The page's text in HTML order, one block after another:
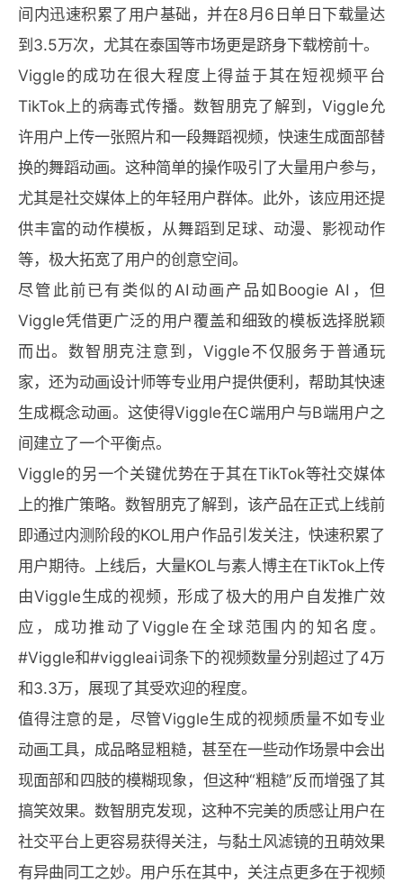
间内迅速积累了用户基础，并在8月6日单日下载量达
到3.5万次，尤其在泰国等市场更是跻身下载榜前十。
Viggle的成功在很大程度上得益于其在短视频平台
TikTok上的病毒式传播。数智朋克了解到，Viggle允
许用户上传一张照片和一段舞蹈视频，快速生成面部替
换的舞蹈动画。这种简单的操作吸引了大量用户参与，
尤其是社交媒体上的年轻用户群体。此外，该应用还提
供丰富的动作模板，从舞蹈到足球、动漫、影视动作
等，极大拓宽了用户的创意空间。
尽管此前已有类似的AI动画产品如Boogie AI，但
Viggle凭借更广泛的用户覆盖和细致的模板选择脱颖
而出。数智朋克注意到，Viggle不仅服务于普通玩
家，还为动画设计师等专业用户提供便利，帮助其快速
生成概念动画。这使得Viggle在C端用户与B端用户之
间建立了一个平衡点。
Viggle的另一个关键优势在于其在TikTok等社交媒体
上的推广策略。数智朋克了解到，该产品在正式上线前
即通过内测阶段的KOL用户作品引发关注，快速积累了
用户期待。上线后，大量KOL与素人博主在TikTok上传
由Viggle生成的视频，形成了极大的用户自发推广效
应，成功推动了Viggle在全球范围内的知名度。
#Viggle和#viggleai词条下的视频数量分别超过了4万
和3.3万，展现了其受欢迎的程度。
值得注意的是，尽管Viggle生成的视频质量不如专业
动画工具，成品略显粗糙，甚至在一些动作场景中会出
现面部和四肢的模糊现象，但这种“粗糙”反而增强了其
搞笑效果。数智朋克发现，这种不完美的质感让用户在
社交平台上更容易获得关注，与黏土风滤镜的丑萌效果
有异曲同工之妙。用户乐在其中，关注点更多在于视频